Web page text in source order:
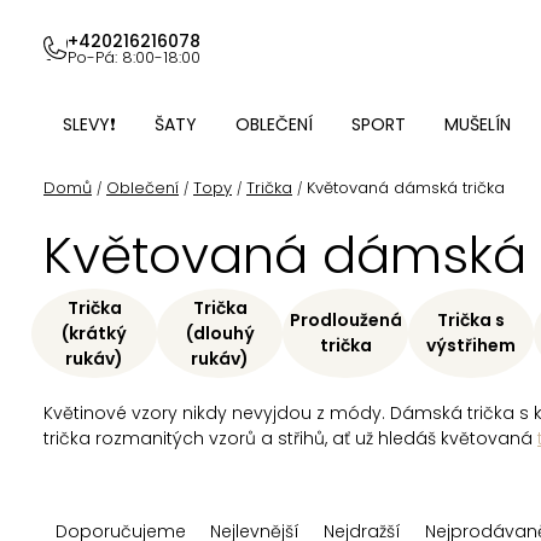
obsah
+420216216078
Po-Pá: 8:00-18:00
SLEVY❗ ŠATY OBLEČENÍ SPORT MUŠELÍN
Domů / Oblečení / Topy / Trička / Květovaná dámská trička
Květovaná dámská
Květinové vzory nikdy nevyjdou z módy. Dámská trička
trička rozmanitých vzorů a střihů, ať už hledáš květovaná
Trička
(krátký
rukáv)
Trička
(dlouhý
rukáv)
Prodloužená
trička
Trička s
výstřihem
Ř
Doporučujeme Nejlevnější Nejdražší